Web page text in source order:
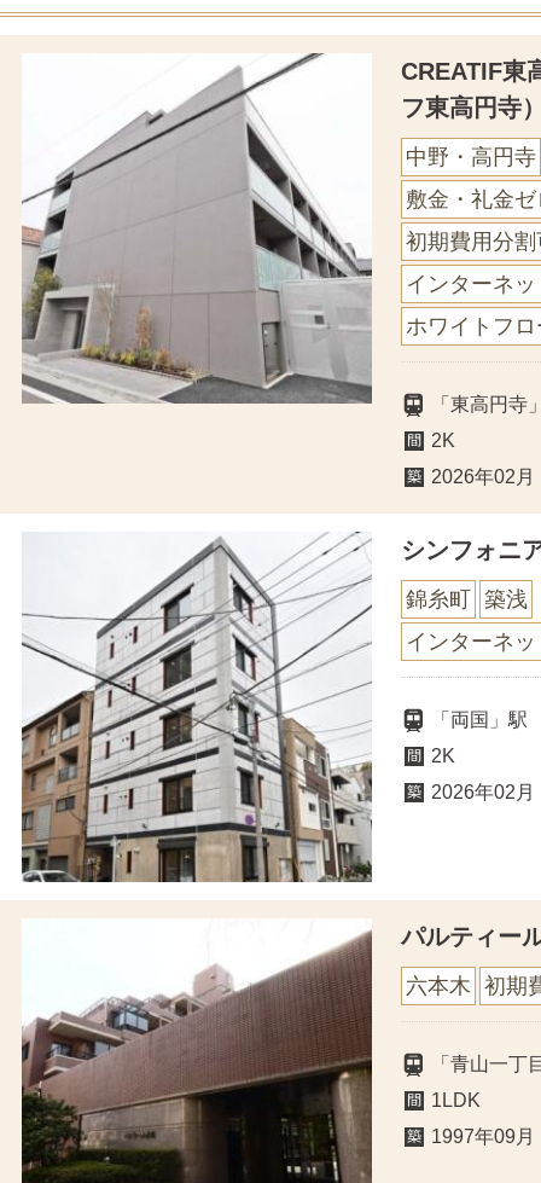
CREATIF東
フ東高円寺
中野・高円寺
敷金・礼金ゼ
初期費用分割
インターネ
ホワイトフ
「東高円
2K
2026年02月
シンフォニ
錦糸町
築浅
インターネ
「両国」
2K
2026年02月
パルティー
六本木 初期
「青山一
1LDK
1997年09月